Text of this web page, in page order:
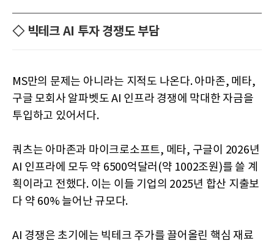
◇ 빅테크 AI 투자 경쟁도 부담
MS만의 문제는 아니라는 지적도 나온다. 아마존, 메타,
구글 모회사 알파벳도 AI 인프라 경쟁에 막대한 자금을
투입하고 있어서다.
쿼츠는 아마존과 마이크로소프트, 메타, 구글이 2026년
AI 인프라에 모두 약 6500억달러(약 1002조원)를 쓸 계
획이라고 전했다. 이는 이들 기업의 2025년 합산 지출보
다 약 60% 늘어난 규모다.
AI 경쟁은 초기에는 빅테크 주가를 끌어올린 핵심 재료